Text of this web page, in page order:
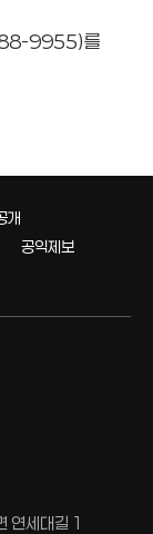
9955)를
개
공익제보
연세대길 1